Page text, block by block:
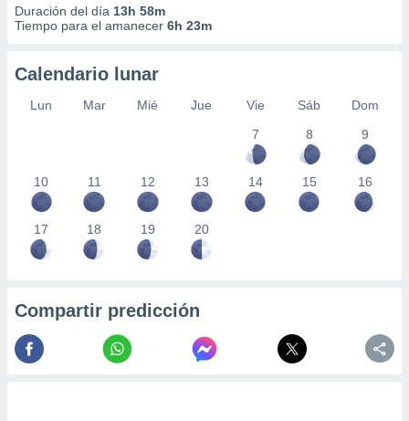
Duración del día 13h 58m
Tiempo para el amanecer 6h 23m
Calendario lunar
Lun Mar Mié Jue Vie Sáb
Dom
7
8 9
10 11 12 13 14 15 16
17 18 19 20
Compartir predicción